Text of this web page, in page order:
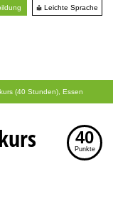
Leichte Sprache
(40 Stunden), Essen
40
Punkte